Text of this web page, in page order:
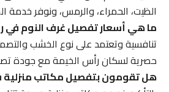
الظيت، الحمراء، والرمس، ونوفر خدمة
ما هي أسعار تفصيل غرف النوم في
تنافسية وتعتمد على نوع الخشب
حصرية لسكان رأس الخيمة مع جودة
هل تقومون بتفصيل مكاتب منزلية